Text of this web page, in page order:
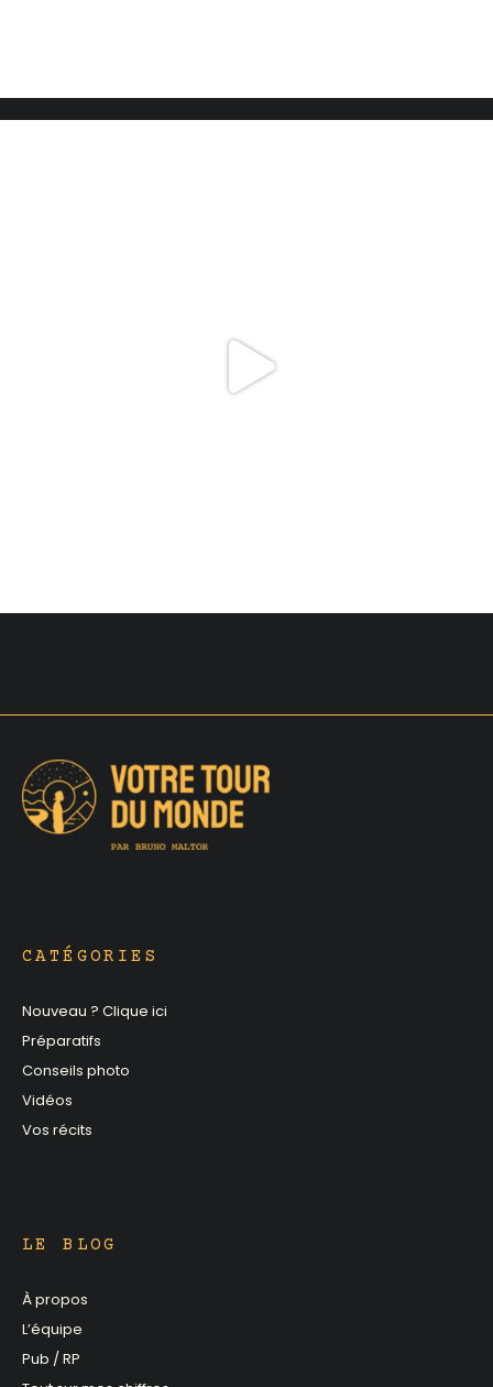
CATÉGORIES
Nouveau ? Clique ici
Préparatifs
Conseils photo
Vidéos
Vos récits
LE BLOG
À propos
L’équipe
Pub / RP